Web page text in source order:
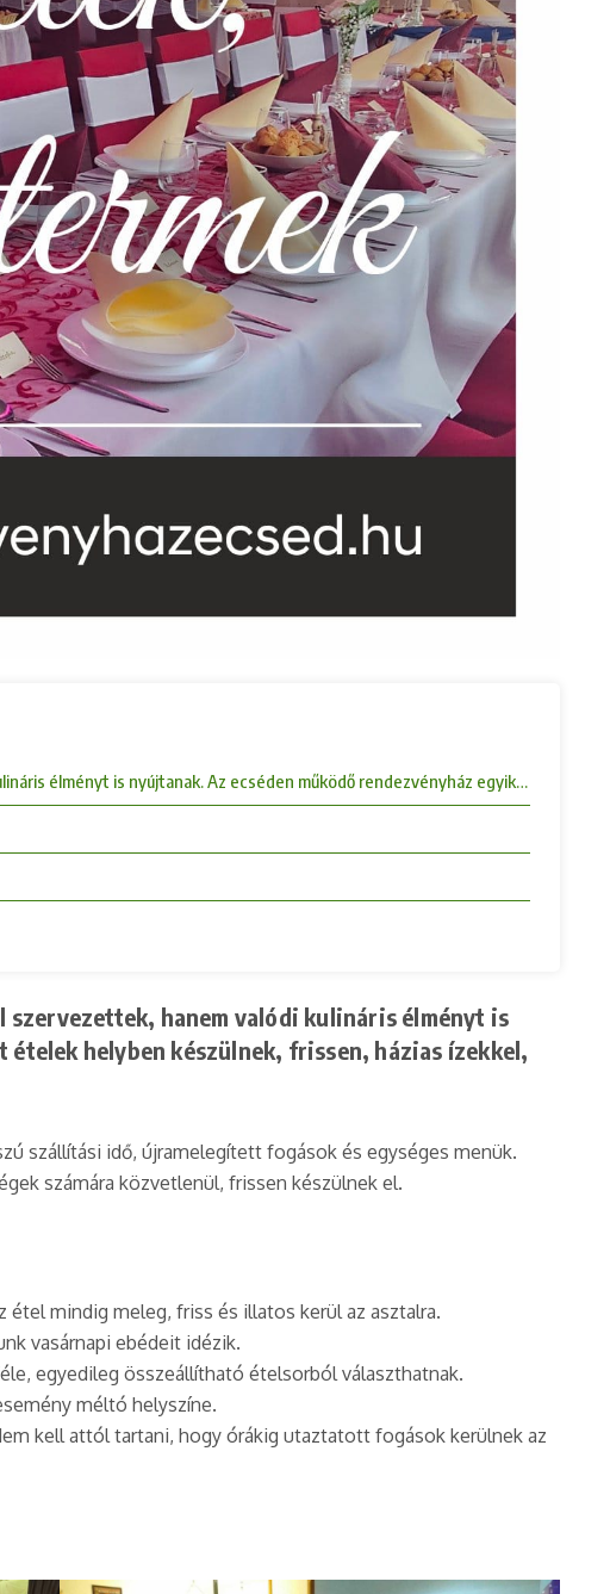
élményt is nyújtanak. Az ecséden működő rendezvényház egyik
szervezettek, hanem valódi kulináris élményt is
helyben készülnek, frissen, házias ízekkel,
szállítási idő, újramelegített fogások és egységes menük.
számára közvetlenül, frissen készülnek el.
étel mindig meleg, friss és illatos kerül az asztalra.
vasárnapi ebédeit idézik.
egyedileg összeállítható ételsorból választhatnak.
méltó helyszíne.
kell attól tartani, hogy órákig utaztatott fogások kerülnek az